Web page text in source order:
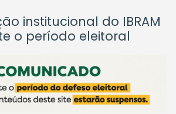
institucional do IBRAM
o período eleitoral